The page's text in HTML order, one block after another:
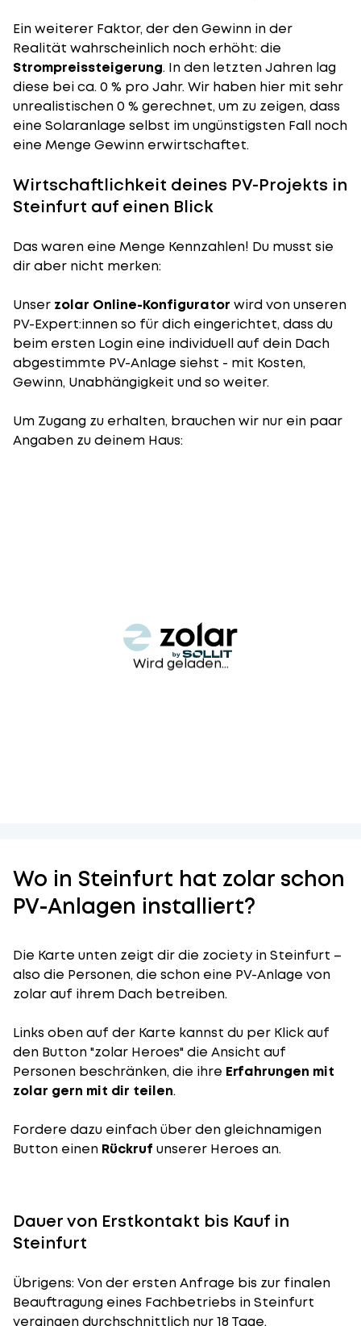
Ein weiterer Faktor, der den Gewinn in der
Realität wahrscheinlich noch erhöht: die
Strompreissteigerung. In den letzten Jahren lag
diese bei ca. 0 % pro Jahr. Wir haben hier mit sehr
unrealistischen 0 % gerechnet, um zu zeigen, dass
eine Solaranlage selbst im ungünstigsten Fall noch
eine Menge Gewinn erwirtschaftet.
Wirtschaftlichkeit deines PV-Projekts in
Steinfurt auf einen Blick
Das waren eine Menge Kennzahlen! Du musst sie
dir aber nicht merken:
Unser zolar Online-Konfigurator wird von unseren
PV-Expert:innen so für dich eingerichtet, dass du
beim ersten Login eine individuell auf dein Dach
abgestimmte PV-Anlage siehst - mit Kosten,
Gewinn, Unabhängigkeit und so weiter.
Um Zugang zu erhalten, brauchen wir nur ein paar
Angaben zu deinem Haus:
Wird geladen...
Wo in Steinfurt hat zolar schon
PV-Anlagen installiert?
Die Karte unten zeigt dir die zociety in Steinfurt –
also die Personen, die schon eine PV-Anlage von
zolar auf ihrem Dach betreiben.
Links oben auf der Karte kannst du per Klick auf
den Button "zolar Heroes" die Ansicht auf
Personen beschränken, die ihre Erfahrungen mit
zolar gern mit dir teilen.
Fordere dazu einfach über den gleichnamigen
Button einen Rückruf unserer Heroes an.
Dauer von Erstkontakt bis Kauf in
Steinfurt
Übrigens: Von der ersten Anfrage bis zur finalen
Beauftragung eines Fachbetriebs in Steinfurt
vergingen durchschnittlich nur 18 Tage.